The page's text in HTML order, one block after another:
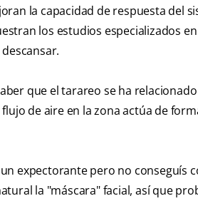
la capacidad de respuesta del
los estudios especializados
que el tarareo se ha
de aire en la zona actúa de
expectorante pero no conseguís
la "máscara" facial, así que